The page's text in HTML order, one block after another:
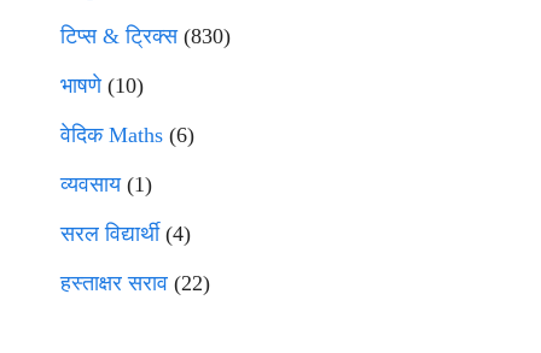
टिप्स & ट्रिक्स(830)
भाषणे(10)
वेदिक Maths (6)
व्यवसाय(1)
सरल विद्यार्थी(4)
हस्ताक्षर सराव (22)